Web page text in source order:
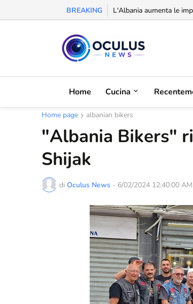
BREAKING Riconoscimento alla
Home Cucina
Home page albanian bikers
"Albania Bikers"
Shijak
di Oculus News - 6/02/2024 12:40:00 AM